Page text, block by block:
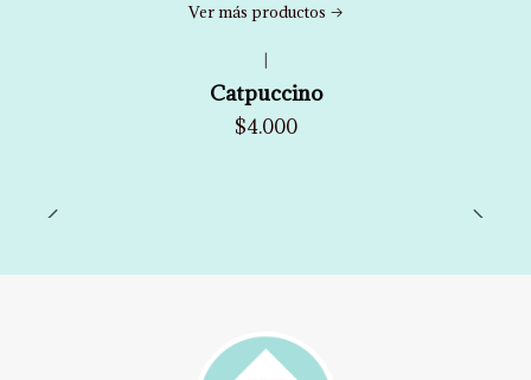
Ver más productos
Catpuccino
$4.000